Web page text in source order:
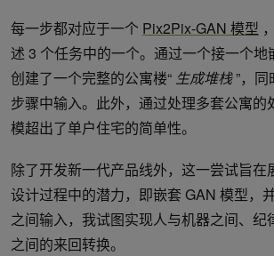
每一步都对应于一个 Pix2Pix-GAN 模型
述 3 个任务中的一个。通过一个接一个
创建了一个完整的公寓楼“ 生成堆栈”，同
步骤中输入。此外，通过处理多套公寓的
模超出了单户住宅的简单性。
除了开发新一代产品线外，这一尝试旨在
设计过程中的潜力，即嵌套 GAN 模型，
之间输入，我试图实现人与机器之间、纪
之间的来回转换。